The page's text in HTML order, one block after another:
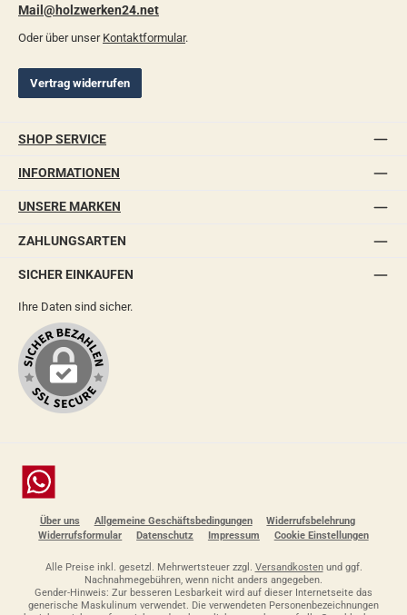
Mail@holzwerken24.net
Oder über unser Kontaktformular.
Vertrag widerrufen
SHOP SERVICE
INFORMATIONEN
UNSERE MARKEN
ZAHLUNGSARTEN
SICHER EINKAUFEN
Ihre Daten sind sicher.
Chat
Über uns Allgemeine Geschäftsbedingungen
Widerrufsbelehrung
Widerrufsformular
Datenschutz Impressum Cookie Einstellungen
Alle Preise inkl. gesetzl. Mehrwertsteuer zzgl. Versandkostenund ggf.
Nachnahmegebühren, wenn nicht anders angegeben.
Gender-Hinweis: Zur besseren Lesbarkeit wird auf dieser Internetseite das
generische Maskulinum verwendet. Die verwendeten Personenbezeichnungen